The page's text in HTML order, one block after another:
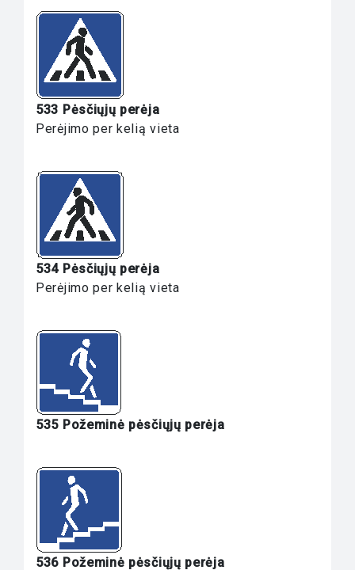
533 Pėsčiųjų perėja
Perėjimo per kelią vieta
534 Pėsčiųjų perėja
Perėjimo per kelią vieta
535 Požeminė pėsčiųjų perėja
536 Požeminė pėsčiųjų perėja